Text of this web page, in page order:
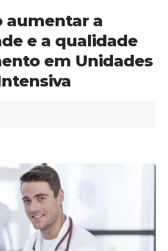
aumentar a
e a qualidade
em Unidades